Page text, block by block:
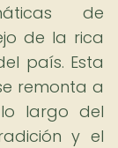
de
de la rica
país. Esta
remonta a
largo del
y el